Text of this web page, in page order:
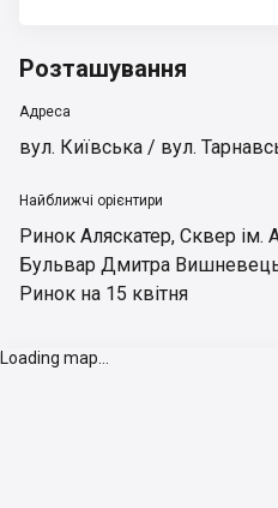
Розташування
Адреса
вул. Київська / вул.
Найближчі орієнтири
Ринок Аляскатер, Сквер ім.
Бульвар Дмитра
Ринок на 15 квітня
Loading map...